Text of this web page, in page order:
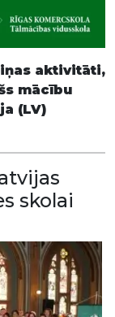
aktivitāti,
mācību
(LV)
skolai